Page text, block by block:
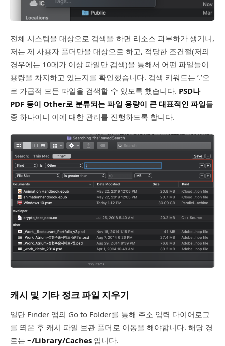
전체 시스템을 대상으로 검색을 하면 리소스 과부하가 생기니,
저는 제 사용자 폴더만을 대상으로 하고, 적당한 조건절(저의
경우에는 10메가 이상 파일만 검색)을 통해서 어떤 파일들이
용량을 차지하고 있는지를 확인했습니다. 검색 키워드는 ’.’으
로 가급적 모든 파일을 검색할 수 있도록 했습니다. PSD나
PDF 등이 Other로 분류되는 파일 용량이 큰 대표적인 파일들
중 하나이니 이에 대한 관리를 진행하도록 합니다.
캐시 및 기타 정크 파일 지우기
일단 Finder 앱의 Go to Folder를 통해 주소 입력 다이어로그
를 띄운 후 캐시 파일 보관 폴더로 이동을 해야합니다. 해당 경
로는 ~/Library/Caches 입니다.